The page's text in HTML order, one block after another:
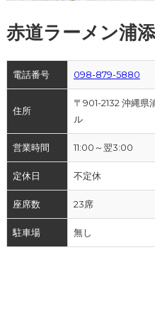
赤道ラーメン浦
電話番号 098-879-5880
住所
〒901-2132 沖縄県
ル
営業時間 11:00～翌3:00
定休日 不定休
座席数 23席
駐車場 無し